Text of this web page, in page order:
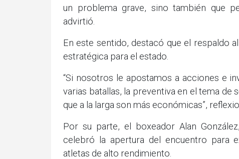
un problema grave, sino también que
advirtió.
En este sentido, destacó que el respaldo
estratégica para el estado.
“Si nosotros le apostamos a acciones e
varias batallas, la preventiva en el tema de
que a la larga son más económicas”,
Por su parte, el boxeador Alan
celebró la apertura del encuentro para
atletas de alto rendimiento.